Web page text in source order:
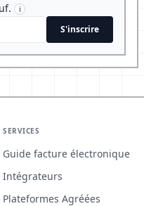
i
S'inscrire
SERVICES
Guide facture électronique
Intégrateurs
Plateformes Agréées